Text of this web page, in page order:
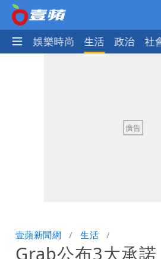
熱門 娛樂時尚 生活 政治 社
壹蘋新聞網 生活
Grab公布3大承